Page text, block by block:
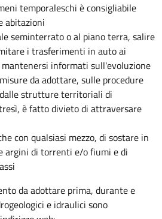
temporaleschi è consigliabile
abitazioni
seminterrato o al piano terra, salire
i trasferimenti in auto ai
informati sull'evoluzione
da adottare, sulle procedure
strutture territoriali di
è fatto divieto di attraversare
con qualsiasi mezzo, di sostare in
argini di torrenti e/o fiumi e di
da adottare prima, durante e
e idraulici sono